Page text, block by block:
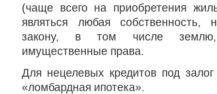
(чаще всего на приобретения
являться любая собственность,
закону, в том числе
имущественные права.
Для нецелевых кредитов под
«ломбардная ипотека».